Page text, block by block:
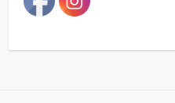
g
a